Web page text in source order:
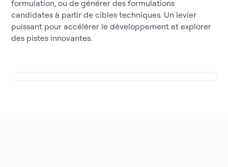
formulation, ou de générer des formulations
candidates à partir de cibles techniques. Un levier
puissant pour accélérer le développement et explorer
des pistes innovantes.